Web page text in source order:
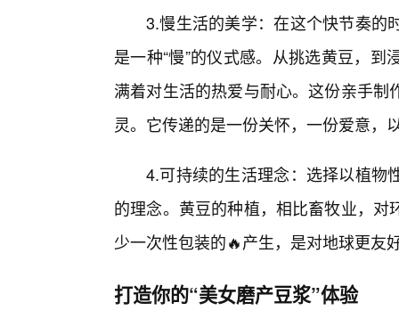
3.慢生活的美学：在这个快节奏的
是一种“慢”的仪式感。从挑选黄豆，
满着对生活的热爱与耐心。这份亲手
灵。它传递的是一份关怀，一份爱意，
4.可持续的生活理念：选择以植物
的理念。黄豆的种植，相比畜牧业，
少一次性包装的🔥产生，是对地球更友
打造你的“美女磨产豆浆”体验